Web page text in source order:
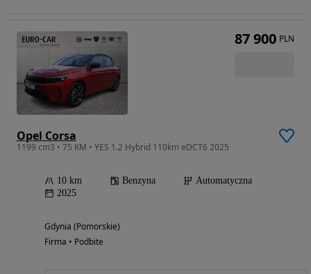
Opel Corsa
1199 cm3 • 75 KM • YES 1.2 Hybrid 110km eDCT6 2025
10 km Benzyna
Automatyczna
2025
Gdynia (Pomorskie)
Firma • Podbite
87 900 PLN